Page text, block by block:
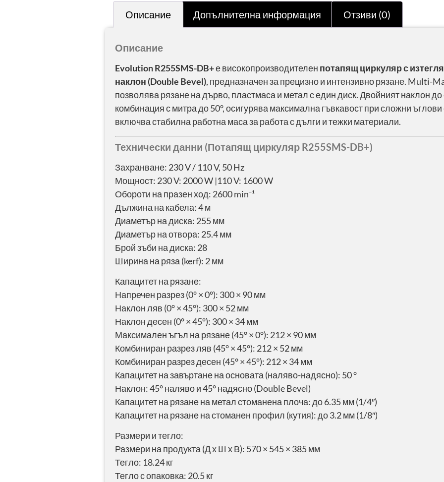
Описание Допълнителна информация Отзиви (0)
Описание
Evolution R255SMS-DB+е високопроизводителен потапящ циркуляр с
наклон (Double Bevel), предназначен за прецизно и интензивно рязане. Multi-
позволява рязане на дърво, пластмаса и метал с един диск. Двойният наклон
комбинация с митра до 50°, осигурява максимална гъвкавост при сложни
включва стабилна работна маса за работа с дълги и тежки материали.
Технически данни (Потапящ циркуляр R255SMS-DB+)
Захранване: 230 V / 110 V, 50 Hz
Мощност: 230 V: 2000 W |110 V: 1600 W
Обороти на празен ход: 2600 min⁻¹
Дължина на кабела: 4 м
Диаметър на диска: 255 мм
Диаметър на отвора: 25.4 мм
Брой зъби на диска: 28
Ширина на ряза (kerf): 2 мм
Капацитет на рязане:
Напречен разрез (0° × 0°): 300 × 90 мм
Наклон ляв (0° × 45°): 300 × 52 мм
Наклон десен (0° × 45°): 300 × 34 мм
Максимален ъгъл на рязане (45° × 0°): 212 × 90 мм
Комбиниран разрез ляв (45° × 45°): 212 × 52 мм
Комбиниран разрез десен (45° × 45°): 212 × 34 мм
Капацитет на завъртане на основата (наляво-надясно): 50 °
Наклон: 45° наляво и 45° надясно (Double Bevel)
Капацитет на рязане на метал стоманена плоча: до 6.35 мм (1/4″)
Капацитет на рязане на стоманен профил (кутия): до 3.2 мм (1/8″)
Размери и тегло:
Размери на продукта (Д х Ш х В): 570 × 545 × 385 мм
Тегло: 18.24 кг
Тегло с опаковка: 20.5 кг